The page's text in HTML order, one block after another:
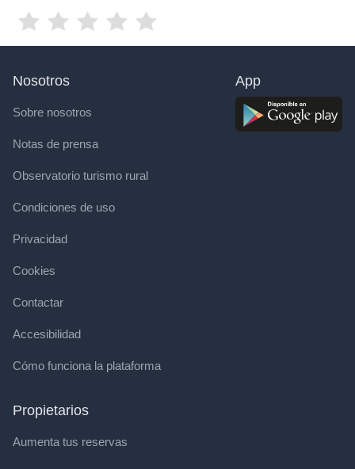
Nosotros
Sobre nosotros
Notas de prensa
Observatorio turismo rural
Condiciones de uso
Privacidad
Cookies
Contactar
Accesibilidad
Cómo funciona la plataforma
Propietarios
Aumenta tus reservas
App